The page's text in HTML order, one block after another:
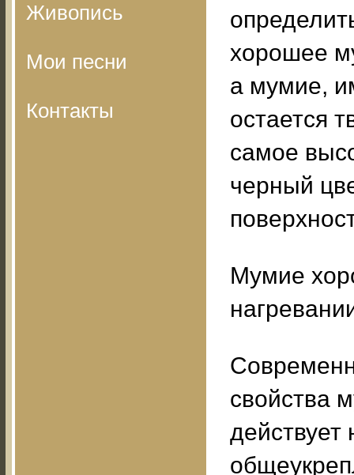
Живопись
Мои песни
Контакты
хорошее
а мумие,
остается
самое
черный
Мумие
свойства
действует